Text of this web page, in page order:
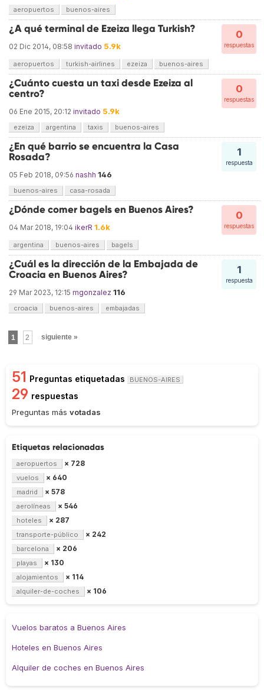
aeropuertos buenos-aires
0
respuestas
¿A qué terminal de Ezeiza llega Turkish?
02 Dic 2014, 08:58 invitado 5.9k
aeropuertos turkish-airlines ezeiza buenos-aires
0
respuestas
¿Cuánto cuesta un taxi desde Ezeiza al
centro?
06 Ene 2015, 20:12 invitado 5.9k
ezeiza argentina taxis buenos-aires
1
respuesta
¿En qué barrio se encuentra la Casa
Rosada?
05 Feb 2018, 09:56 nashh 146
buenos-aires casa-rosada
0
respuestas
¿Dónde comer bagels en Buenos Aires?
04 Mar 2018, 19:04 ikerR 1.6k
argentina buenos-aires bagels
1
respuesta
¿Cuál es la dirección de la Embajada de
Croacia en Buenos Aires?
29 Mar 2023, 12:15 mgonzalez 116
croacia buenos-aires embajadas
1 2 siguiente »
51 Preguntas etiquetadas BUENOS-AIRES
29 respuestas
Preguntas más votadas
Etiquetas relacionadas
aeropuertos × 728
vuelos × 640
madrid × 578
aerolíneas × 546
hoteles × 287
transporte-público × 242
barcelona × 206
playas × 130
alojamientos × 114
alquiler-de-coches × 106
Vuelos baratos a Buenos Aires
Hoteles en Buenos Aires
Alquiler de coches en Buenos Aires